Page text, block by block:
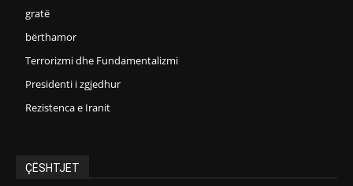
gratë
bërthamor
Terrorizmi dhe Fundamentalizmi
Presidenti i zgjedhur
Rezistenca e Iranit
ÇËSHTJET